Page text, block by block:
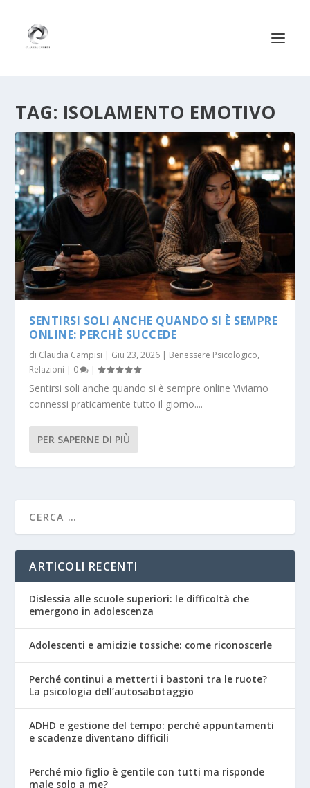
TAG: ISOLAMENTO EMOTIVO
SENTIRSI SOLI ANCHE QUANDO SI È SEMPRE
ONLINE: PERCHÈ SUCCEDE
di Claudia Campisi | Giu 23, 2026 | Benessere Psicologico,
Relazioni | 0 |
Sentirsi soli anche quando si è sempre online Viviamo
connessi praticamente tutto il giorno....
PER SAPERNE DI PIÙ
ARTICOLI RECENTI
Dislessia alle scuole superiori: le difficoltà che
emergono in adolescenza
Adolescenti e amicizie tossiche: come riconoscerle
Perché continui a metterti i bastoni tra le ruote?
La psicologia dell’autosabotaggio
ADHD e gestione del tempo: perché appuntamenti
e scadenze diventano difficili
Perché mio figlio è gentile con tutti ma risponde
male solo a me?